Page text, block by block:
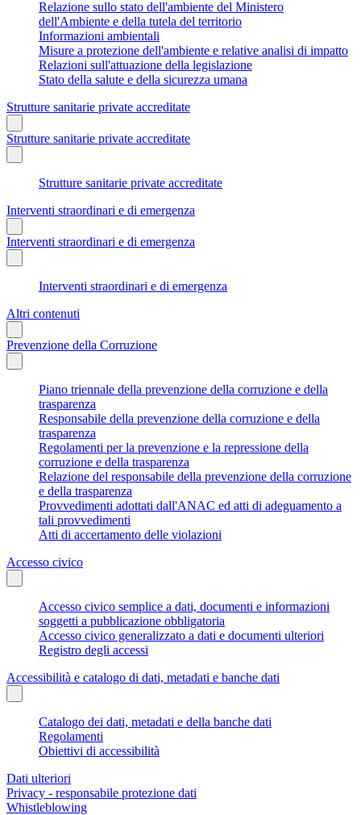
Relazione sullo stato dell'ambiente del Ministero
dell'Ambiente e della tutela del territorio
Informazioni ambientali
Misure a protezione dell'ambiente e relative analisi di impatto
Relazioni sull'attuazione della legislazione
Stato della salute e della sicurezza umana
Strutture sanitarie private accreditate
Strutture sanitarie private accreditate
Strutture sanitarie private accreditate
Interventi straordinari e di emergenza
Interventi straordinari e di emergenza
Interventi straordinari e di emergenza
Altri contenuti
Prevenzione della Corruzione
Piano triennale della prevenzione della corruzione e della
trasparenza
Responsabile della prevenzione della corruzione e della
trasparenza
Regolamenti per la prevenzione e la repressione della
corruzione e della trasparenza
Relazione del responsabile della prevenzione della corruzione
e della trasparenza
Provvedimenti adottati dall'ANAC ed atti di adeguamento a
tali provvedimenti
Atti di accertamento delle violazioni
Accesso civico
Accesso civico semplice a dati, documenti e informazioni
soggetti a pubblicazione obbligatoria
Accesso civico generalizzato a dati e documenti ulteriori
Registro degli accessi
Accessibilità e catalogo di dati, metadati e banche dati
Catalogo dei dati, metadati e della banche dati
Regolamenti
Obiettivi di accessibilità
Dati ulteriori
Privacy - responsabile protezione dati
Whistleblowing